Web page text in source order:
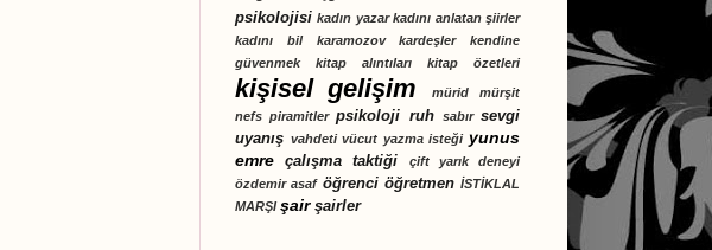
psikolojisi kadın yazar kadını anlatan şiirler
kadını bil
karamozov kardeşler
kendine
güvenmek
kitap alıntıları kitap özetleri
kişisel gelişim mürid
mürşit
nefs piramitler psikoloji ruh sabır sevgi
uyanış vahdeti vücut yazma isteği yunus
emre
çalışma taktiği
çift yarık deneyi
özdemir asaf öğrenci öğretmen İSTİKLAL
MARŞI şair şairler